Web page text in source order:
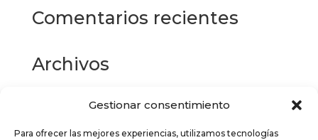
Gestionar consentimiento
Para ofrecer las mejores experiencias, utilizamos tecnologías
Comentarios recientes
Archivos
Categorías
No hay categorías